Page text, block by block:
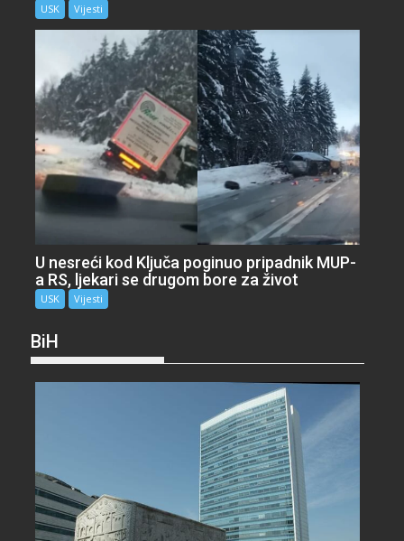
USK Vijesti
U nesreći kod Ključa poginuo pripadnik MUP-
a RS, ljekari se drugom bore za život
USK Vijesti
BiH